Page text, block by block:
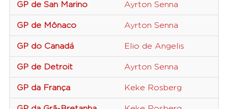
GP de San Marino Ayrton Senna
GP de Mônaco Ayrton Senna
GP do Canadá Elio de Angelis
GP de Detroit Ayrton Senna
GP da França Keke Rosberg